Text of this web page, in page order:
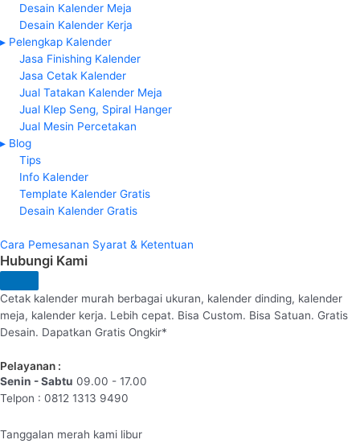
Desain Kalender Meja
Desain Kalender Kerja
▸ Pelengkap Kalender
Jasa Finishing Kalender
Jasa Cetak Kalender
Jual Tatakan Kalender Meja
Jual Klep Seng, Spiral Hanger
Jual Mesin Percetakan
▸ Blog
Tips
Info Kalender
Template Kalender Gratis
Desain Kalender Gratis
Cara Pemesanan Syarat & Ketentuan
Hubungi Kami
Cetak kalender murah berbagai ukuran, kalender dinding, kalender
meja, kalender kerja. Lebih cepat. Bisa Custom. Bisa Satuan. Gratis
Desain. Dapatkan Gratis Ongkir*
Pelayanan :
Senin - Sabtu 09.00 - 17.00
Telpon : 0812 1313 9490
Tanggalan merah kami libur